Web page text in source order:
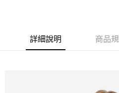
詳細說明 商品